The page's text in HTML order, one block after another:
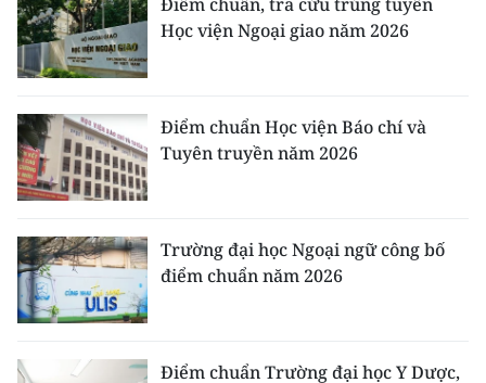
Học viện Ngoại giao năm 2026
Điểm chuẩn Học viện Báo chí và
Tuyên truyền năm 2026
Trường đại học Ngoại ngữ công bố
điểm chuẩn năm 2026
Điểm chuẩn Trường đại học Y Dược,